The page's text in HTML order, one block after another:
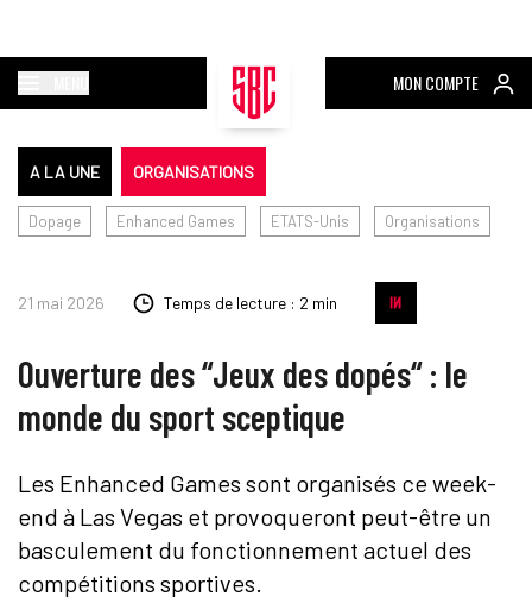
MON COMPTE
A LA UNE ORGANISATIONS
Dopage Enhanced Games ETATS-Unis Organisations
21 mai 2026 Temps de lecture : 2 min
Ouverture des “Jeux des dopés“ : le
monde du sport sceptique
Les Enhanced Games sont organisés ce week-
end à Las Vegas et provoqueront peut-être un
basculement du fonctionnement actuel des
compétitions sportives.